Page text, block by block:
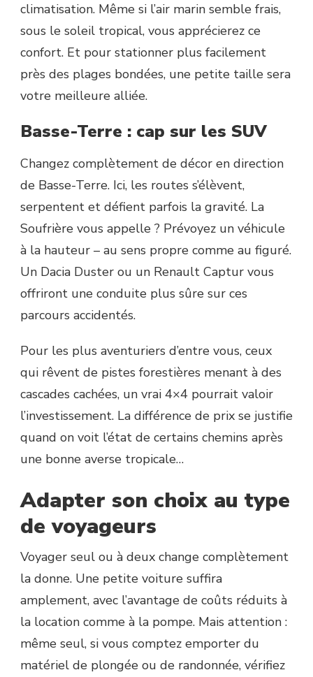
climatisation. Même si l’air marin semble frais,
sous le soleil tropical, vous apprécierez ce
confort. Et pour stationner plus facilement
près des plages bondées, une petite taille sera
votre meilleure alliée.
Basse-Terre : cap sur les SUV
Changez complètement de décor en direction
de Basse-Terre. Ici, les routes s’élèvent,
serpentent et défient parfois la gravité. La
Soufrière vous appelle ? Prévoyez un véhicule
à la hauteur – au sens propre comme au figuré.
Un Dacia Duster ou un Renault Captur vous
offriront une conduite plus sûre sur ces
parcours accidentés.
Pour les plus aventuriers d’entre vous, ceux
qui rêvent de pistes forestières menant à des
cascades cachées, un vrai 4×4 pourrait valoir
l’investissement. La différence de prix se justifie
quand on voit l’état de certains chemins après
une bonne averse tropicale…
Adapter son choix au type
de voyageurs
Voyager seul ou à deux change complètement
la donne. Une petite voiture suffira
amplement, avec l’avantage de coûts réduits à
la location comme à la pompe. Mais attention :
même seul, si vous comptez emporter du
matériel de plongée ou de randonnée, vérifiez